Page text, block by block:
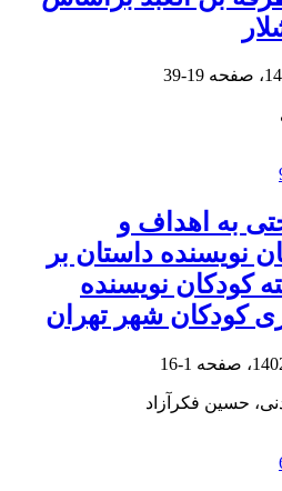
19-39
به اهداف و
نویسنده داستان بر
کودکان نویسنده
کودکان شهر تهران
1-16
حسین فکرآزاد